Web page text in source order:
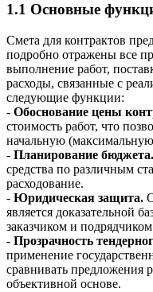
1.1 Основные
Смета для контрактов
подробно отражены все
выполнение работ,
расходы, связанные с
следующие функции:
- Обоснование цены
стоимость работ, что
начальную
- Планирование бюджета.
средства по различным
расходование.
- Юридическая защита.
является доказательной
заказчиком и
- Прозрачность
применение
сравнивать предложения
объективной основе.